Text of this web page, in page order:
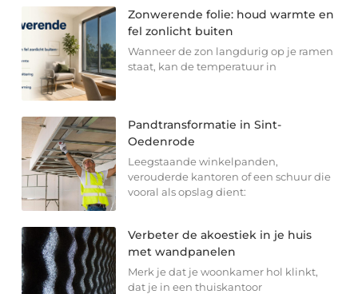
Zonwerende folie: houd warmte en
fel zonlicht buiten
Wanneer de zon langdurig op je ramen
staat, kan de temperatuur in
Pandtransformatie in Sint-
Oedenrode
Leegstaande winkelpanden,
verouderde kantoren of een schuur die
vooral als opslag dient:
Verbeter de akoestiek in je huis
met wandpanelen
Merk je dat je woonkamer hol klinkt,
dat je in een thuiskantoor